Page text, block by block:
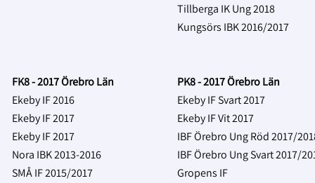
Tillberga IK Ung 2018
Kungsörs IBK 2016/2017
FK8 - 2017 Örebro Län
PK8 - 2017 Örebro Län
Ekeby IF 2016
Ekeby IF Svart 2017
Ekeby IF 2017
Ekeby IF Vit 2017
Ekeby IF 2017
IBF Örebro Ung Röd 2017/
Nora IBK 2013-2016
IBF Örebro Ung Svart 2017/
SMÅ IF 2015/2017
Gropens IF